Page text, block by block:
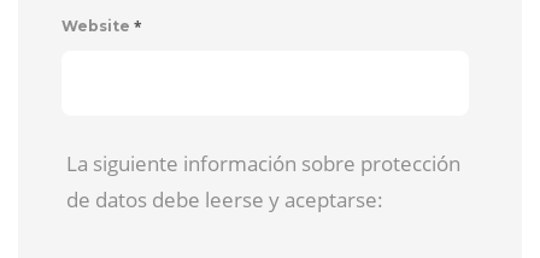
Website *
La siguiente información sobre protección
de datos debe leerse y aceptarse: